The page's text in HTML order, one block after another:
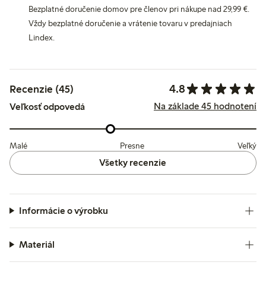
Bezplatné doručenie domov pre členov pri nákupe nad 29,99 €.
Vždy bezplatné doručenie a vrátenie tovaru v predajniach
Lindex.
Recenzie (45) 4.8
Veľkosť odpovedá Na základe 45 hodnotení
Malé Presne Veľký
Všetky recenzie
Informácie o výrobku
Materiál